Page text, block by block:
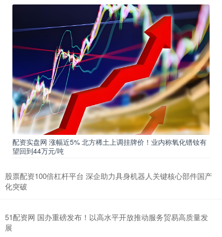
配资实盘网 涨幅近5% 北方稀土上调挂牌价！业内称氧化镨钕有
望回到44万元/吨
股票配资100倍杠杆平台 深企助力具身机器人关键核心部件国产
化突破
51配资网 国办重磅发布！以高水平开放推动服务贸易高质量发
展